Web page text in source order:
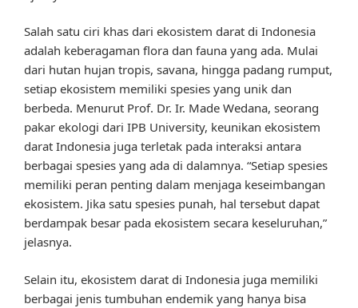
Salah satu ciri khas dari ekosistem darat di Indonesia
adalah keberagaman flora dan fauna yang ada. Mulai
dari hutan hujan tropis, savana, hingga padang rumput,
setiap ekosistem memiliki spesies yang unik dan
berbeda. Menurut Prof. Dr. Ir. Made Wedana, seorang
pakar ekologi dari IPB University, keunikan ekosistem
darat Indonesia juga terletak pada interaksi antara
berbagai spesies yang ada di dalamnya. “Setiap spesies
memiliki peran penting dalam menjaga keseimbangan
ekosistem. Jika satu spesies punah, hal tersebut dapat
berdampak besar pada ekosistem secara keseluruhan,”
jelasnya.
Selain itu, ekosistem darat di Indonesia juga memiliki
berbagai jenis tumbuhan endemik yang hanya bisa